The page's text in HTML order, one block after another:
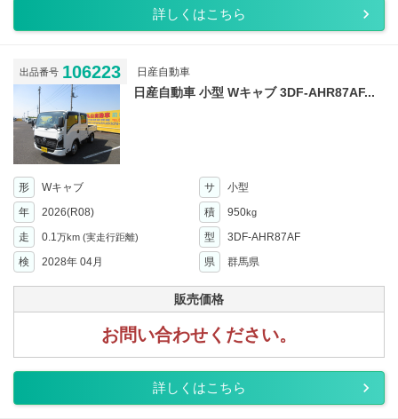
詳しくはこちら
出品番号 106223 日産自動車
日産自動車 小型 Wキャブ 3DF-AHR87AF...
形 Wキャブ サ
小型
年
2026(R08) 積 950kg
走 0.1万km (実走行距離) 型
3DF-AHR87AF
検
2028年 04月 県 群馬県
販売価格
お問い合わせください。
詳しくはこちら